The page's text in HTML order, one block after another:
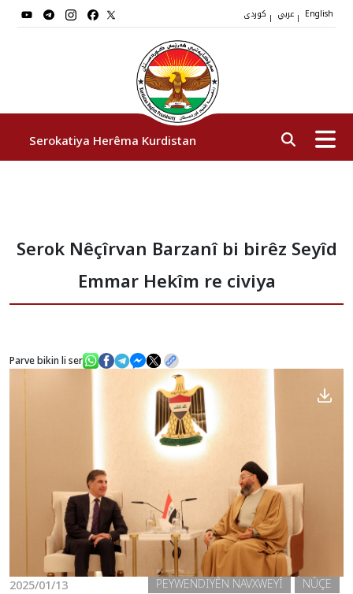
| | English
Serokatiya Herêma Kurdistan
Cîgirên Serok
Stafê Serokatiyê
Sazî
Serok Nêçîrvan Barzanî bi birêz Seyîd
Emmar Hekîm re civiya
Parve bikin li ser
2025/01/13 NÛÇE
PEYWENDIYÊN NAVXWEYÎ